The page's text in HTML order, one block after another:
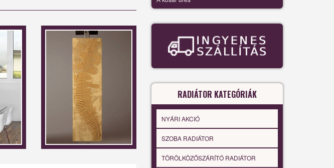
RADIÁTOR KATEGÓRIÁK
NYÁRI AKCIÓ
SZOBA RADIÁTOR
TÖRÖLKÖZŐSZÁRÍTÓ RADIÁTOR